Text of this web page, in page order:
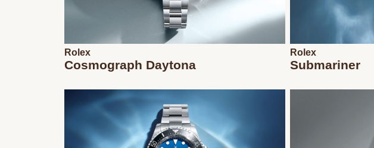
Rolex
Cosmograph Daytona
Rolex
Submariner